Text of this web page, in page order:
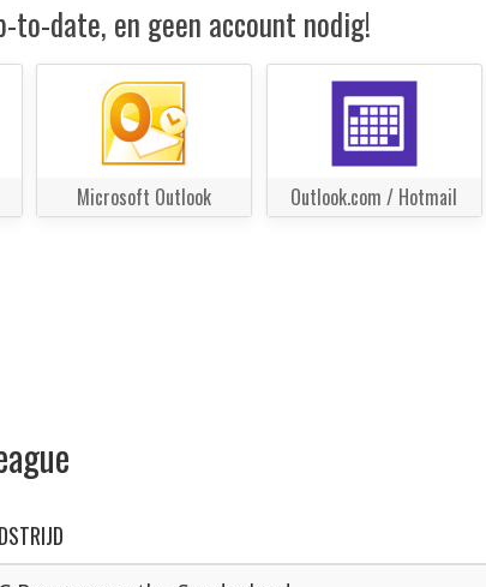
date, en geen account nodig!
Microsoft Outlook Outlook.com / Hotmail